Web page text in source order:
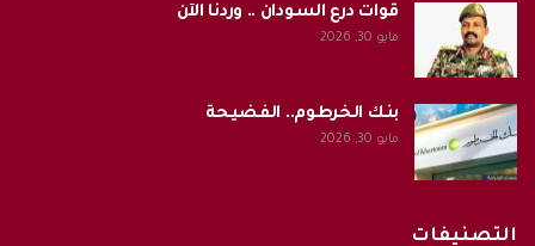
قوات درع السودان .. وردنا الآن
مايو 30, 2026
بنك الخرطوم.. الفضيحة
مايو 30, 2026
التصنيفات